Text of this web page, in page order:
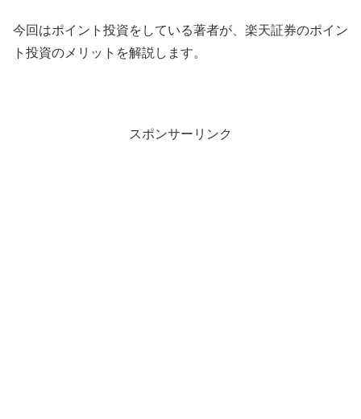
今回はポイント投資をしている著者が、楽天証券のポイン
ト投資のメリットを解説します。
スポンサーリンク